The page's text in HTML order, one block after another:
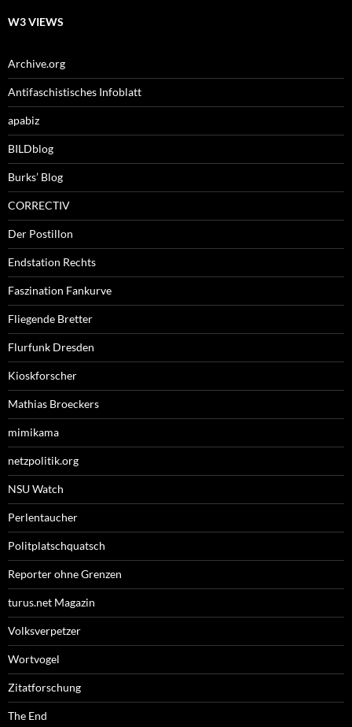
W3 VIEWS
Archive.org
Antifaschistisches Infoblatt
apabiz
BILDblog
Burks’ Blog
CORRECTIV
Der Postillon
Endstation Rechts
Faszination Fankurve
Fliegende Bretter
Flurfunk Dresden
Kioskforscher
Mathias Broeckers
mimikama
netzpolitik.org
NSU Watch
Perlentaucher
Politplatschquatsch
Reporter ohne Grenzen
turus.net Magazin
Volksverpetzer
Wortvogel
Zitatforschung
The End